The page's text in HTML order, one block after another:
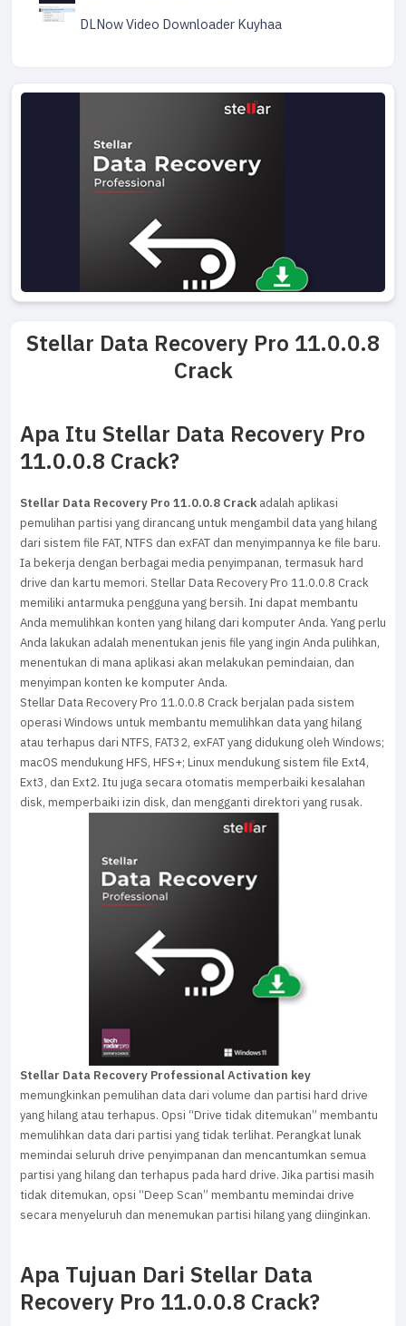
Stellar Data Recovery Pro 11.0.0.8
Crack
Apa Itu Stellar Data Recovery Pro
11.0.0.8 Crack?
Stellar Data Recovery Pro 11.0.0.8 Crack adalah aplikasi
pemulihan partisi yang dirancang untuk mengambil data yang hilang
dari sistem file FAT, NTFS dan exFAT dan menyimpannya ke file baru.
Ia bekerja dengan berbagai media penyimpanan, termasuk hard
drive dan kartu memori. Stellar Data Recovery Pro 11.0.0.8 Crack
memiliki antarmuka pengguna yang bersih. Ini dapat membantu
Anda memulihkan konten yang hilang dari komputer Anda. Yang perlu
Anda lakukan adalah menentukan jenis file yang ingin Anda pulihkan,
menentukan di mana aplikasi akan melakukan pemindaian, dan
menyimpan konten ke komputer Anda.
Stellar Data Recovery Pro 11.0.0.8 Crack berjalan pada sistem
operasi Windows untuk membantu memulihkan data yang hilang
atau terhapus dari NTFS, FAT32, exFAT yang didukung oleh Windows;
macOS mendukung HFS, HFS+; Linux mendukung sistem file Ext4,
Ext3, dan Ext2. Itu juga secara otomatis memperbaiki kesalahan
disk, memperbaiki izin disk, dan mengganti direktori yang rusak.
Stellar Data Recovery Professional Activation key
memungkinkan pemulihan data dari volume dan partisi hard drive
yang hilang atau terhapus. Opsi “Drive tidak ditemukan” membantu
memulihkan data dari partisi yang tidak terlihat. Perangkat lunak
memindai seluruh drive penyimpanan dan mencantumkan semua
partisi yang hilang dan terhapus pada hard drive. Jika partisi masih
tidak ditemukan, opsi “Deep Scan” membantu memindai drive
secara menyeluruh dan menemukan partisi hilang yang diinginkan.
Apa Tujuan Dari Stellar Data
Recovery Pro 11.0.0.8 Crack?
DLNow Video Downloader Kuyhaa